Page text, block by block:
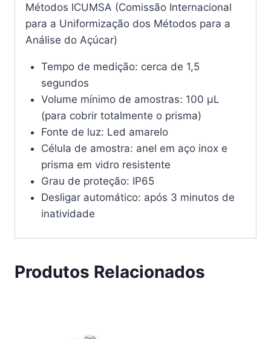
Métodos ICUMSA (Comissão Internacional
para a Uniformização dos Métodos para a
Análise do Açúcar)
Tempo de medição: cerca de 1,5
segundos
Volume mínimo de amostras: 100 μL
(para cobrir totalmente o prisma)
Fonte de luz: Led amarelo
Célula de amostra: anel em aço inox e
prisma em vidro resistente
Grau de proteção: IP65
Desligar automático: após 3 minutos de
inatividade
Produtos Relacionados